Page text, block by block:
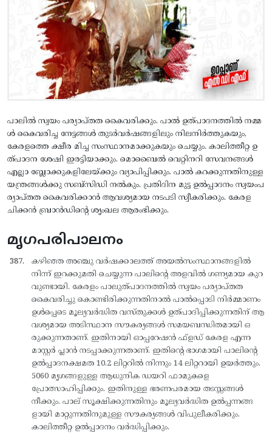
പാലില്‍ സ്വയം പര്യാപ്തത കൈവരിക്കും. പാല്‍ ഉത്പാദനത്തില്‍ നമ്മ
ള്‍ കൈവരിച്ച നേട്ടങ്ങള്‍ തുടര്‍വര്‍ഷങ്ങളിലും നിലനിര്‍ത്തുകയും,
കേരളത്തെ ക്ഷീര മിച്ച സംസ്ഥാനമാക്കുകയും ചെയ്യും. കാലിത്തീറ്റ ഉ
ത്പാദന ശേഷി ഇരട്ടിയാക്കും. മൊബൈല്‍ വെറ്റിനറി സേവനങ്ങള്‍
എല്ലാ ബ്ലോക്കുകളിലേയ്ക്കും വ്യാപിപ്പിക്കും. പാല്‍ കറക്കുന്നതിനുള്ള
യന്ത്രങ്ങള്‍ക്കു സബ്സിഡി നല്‍കും. പ്രതിദിന മുട്ട ഉല്‍പ്പാദനം സ്വയംപ
ര്യാപ്തത കൈവരിക്കാന്‍ ആവശ്യമായ നടപടി സ്വീകരിക്കും. കേരള
ചിക്കന്‍ ബ്രാന്‍ഡിന്റെ ശൃംഖല ആരംഭിക്കും.
മൃഗപരിപാലനം
കഴിഞ്ഞ അഞ്ചു വര്‍ഷക്കാലത്ത് അയല്‍സംസ്ഥാനങ്ങളില്‍
നിന്ന് ഇറക്കുമതി ചെയ്യുന്ന പാലിന്റെ അളവില്‍ ഗണ്യമായ കുറ
വുണ്ടായി. കേരളം പാലുത്പാദനത്തില്‍ സ്വയം പര്യാപ്തത
കൈവരിച്ചു കൊണ്ടിരിക്കുന്നതിനാല്‍ പാല്‍പ്പൊടി നിര്‍മ്മാണം
ഉള്‍പ്പെടെ മൂല്യവര്‍ദ്ധിത വസ്തുക്കള്‍ ഉത്പാദിപ്പിക്കുന്നതിന് ആ
വശ്യമായ അടിസ്ഥാന സൗകര്യങ്ങള്‍ സമയബന്ധിതമായി ഒ
രുക്കുന്നതാണ്. ഇതിനായി ഓപ്പറേഷന്‍ ഫ്ളഡ് കേരള എന്ന
മാസ്റ്റര്‍ പ്ലാന്‍ നടപ്പാക്കുന്നതാണ്. ഇതിന്റെ ഭാഗമായി പാലിന്റെ
ഉല്‍പ്പാദനക്ഷമത 10.2 ലിറ്ററില്‍ നിന്നും 14 ലിറ്ററായി ഉയര്‍ത്തും.
5060 മൃഗങ്ങളുള്ള ആധുനിക ഡയറി ഫാമുകളെ
പ്രോത്സാഹിപ്പിക്കും. ഇതിനുള്ള ഭരണപരമായ തടസ്സങ്ങള്‍
നീക്കും. പാല് സൂക്ഷിക്കുന്നതിനും മൂല്യവര്‍ദ്ധിത ഉല്‍പ്പന്നങ്ങ
ളായി മാറ്റുന്നതിനുമുള്ള സൗകര്യങ്ങള്‍ വിപുലീകരിക്കും.
കാലിത്തീറ്റ ഉല്‍പ്പാദനം വര്‍ദ്ധിപ്പിക്കും.